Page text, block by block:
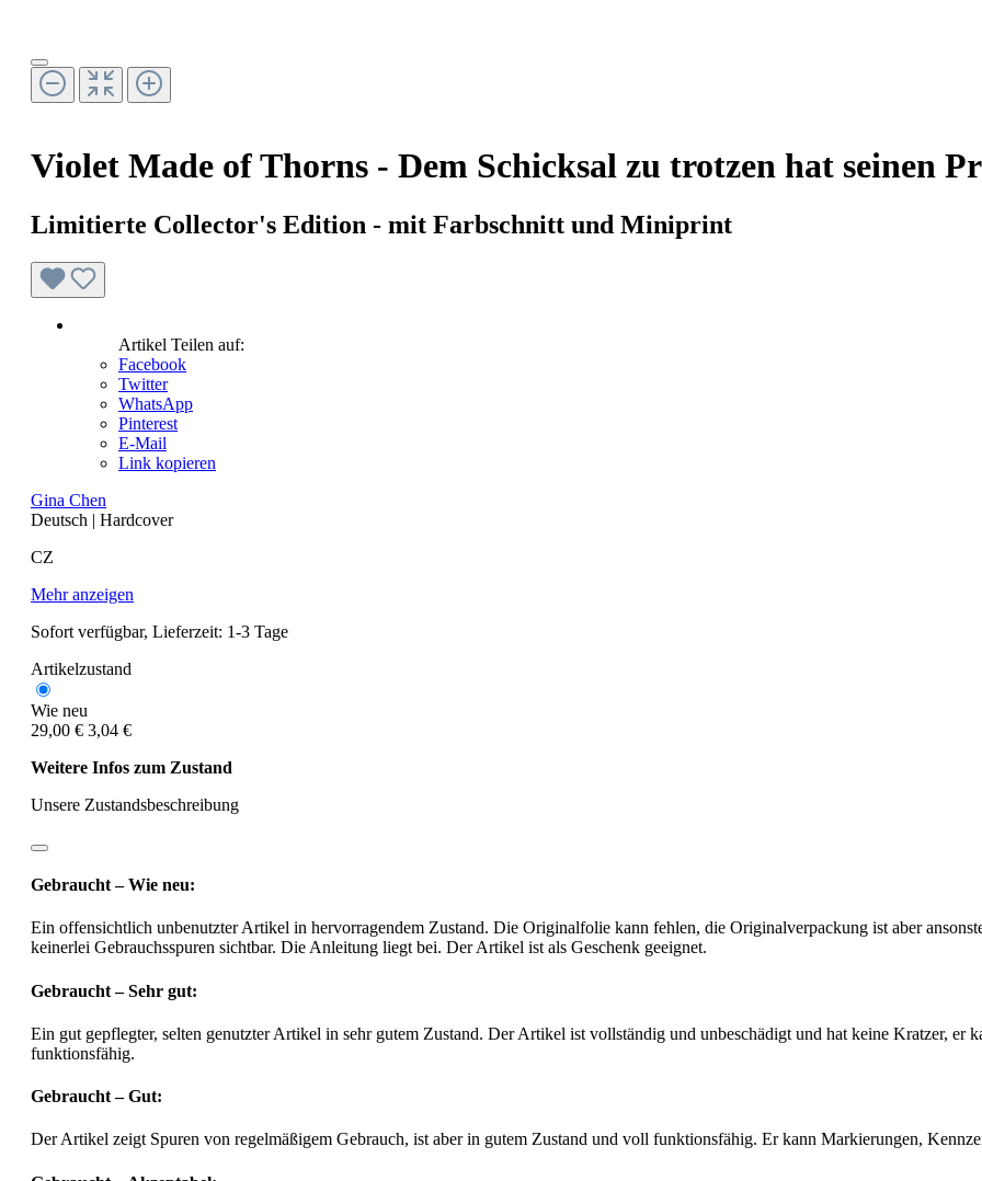
Violet Made of Thorns - Dem Schicksal zu trotzen hat seinen
Limitierte Collector's Edition - mit Farbschnitt und Miniprint
Artikel Teilen auf:
Facebook
Twitter
WhatsApp
Pinterest
E-Mail
Link kopieren
Gina Chen
Deutsch | Hardcover
CZ
Mehr anzeigen
Sofort verfügbar, Lieferzeit: 1-3 Tage
Artikelzustand
Wie neu
29,00 € 3,04 €
Weitere Infos zum Zustand
Unsere Zustandsbeschreibung
Gebraucht – Wie neu:
Ein offensichtlich unbenutzter Artikel in hervorragendem Zustand. Die Originalfolie kann fehlen, die Originalverpackung ist aber
keinerlei Gebrauchsspuren sichtbar. Die Anleitung liegt bei. Der Artikel ist als Geschenk geeignet.
Gebraucht – Sehr gut:
Ein gut gepflegter, selten genutzter Artikel in sehr gutem Zustand. Der Artikel ist vollständig und unbeschädigt und hat keine Kratzer, er
funktionsfähig.
Gebraucht – Gut:
Der Artikel zeigt Spuren von regelmäßigem Gebrauch, ist aber in gutem Zustand und voll funktionsfähig. Er kann Markierungen,